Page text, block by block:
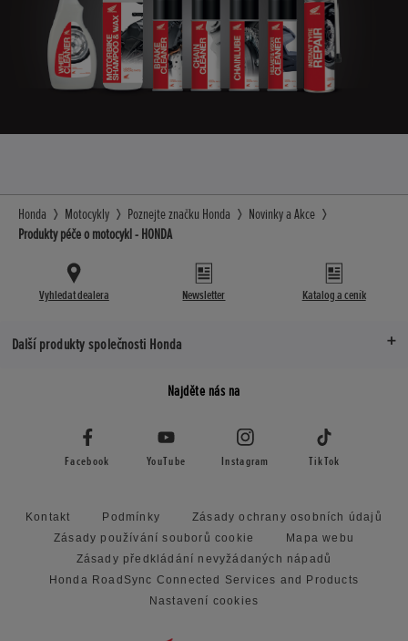
Honda Motocykly Poznejte značku Honda
Novinky a Akce
Produkty péče o motocykl - HONDA
Vyhledat dealera Newsletter Katalog a ceník
Další produkty společnosti Honda
Najděte nás na
Facebook YouTube Instagram TikTok
Kontakt Podmínky
Zásady ochrany osobních údajů
Zásady používání souborů cookie
Mapa webu
Zásady předkládání nevyžádaných nápadů
Honda RoadSync Connected Services and Products
Nastavení cookies